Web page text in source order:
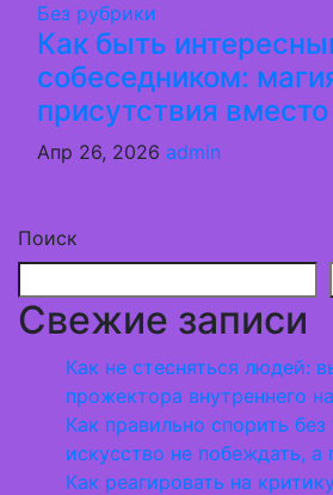
Без рубрики
Как быть
собеседником:
присутствия
Апр 26, 2026 admin
Поиск
Свежие записи
Как не стесняться людей:
прожектора внутреннего
Как правильно спорить
искусство не побеждать, а
Как реагировать на